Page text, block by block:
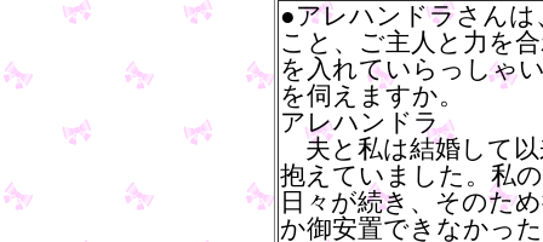
●アレハンドラさん
こと、ご主人と力を
を入れていらっしゃ
を伺えますか。
アレハンドラ
夫と私は結婚して
抱えていました。私
日々が続き、そのた
か御安置できなかっ